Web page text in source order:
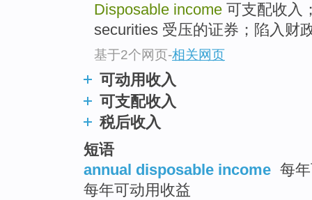
Disposable income 可支配收入
securities 受压的证券；陷入财
基于2个网页-相关网页
可动用收入
可支配收入
税后收入
短语
annual disposable income 每
每年可动用收益